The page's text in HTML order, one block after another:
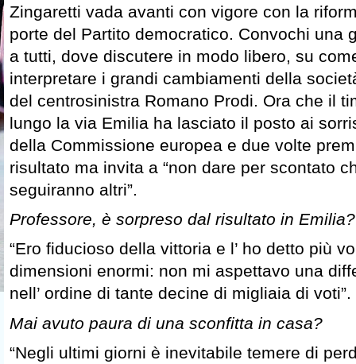
Zingaretti vada avanti con vigore con la
porte del Partito democratico. Convochi una
a tutti, dove discutere in modo libero, su
interpretare i grandi cambiamenti della
del centrosinistra Romano Prodi. Ora che il
lungo la via Emilia ha lasciato il posto ai
della Commissione europea e due volte
risultato ma invita a “non dare per scontato
seguiranno altri”.
Professore, è sorpreso dal risultato in Emilia?
“Ero fiducioso della vittoria e l’ ho detto più
dimensioni enormi: non mi aspettavo una
nell’ ordine di tante decine di migliaia di voti”.
Mai avuto paura di una sconfitta in casa?
“Negli ultimi giorni è inevitabile temere di